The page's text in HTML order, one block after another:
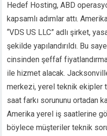
Hedef Hosting, ABD
kapsamlı adımlar attı.
“VDS US LLC” adlı şirket,
şekilde yapılandırıldı. Bu
cinsinden şeffaf
ile hizmet alacak.
merkezi, yerel teknik ekipler
saat farkı sorununu ortadan
Amerika yerel iş saatlerine
böylece müşteriler teknik